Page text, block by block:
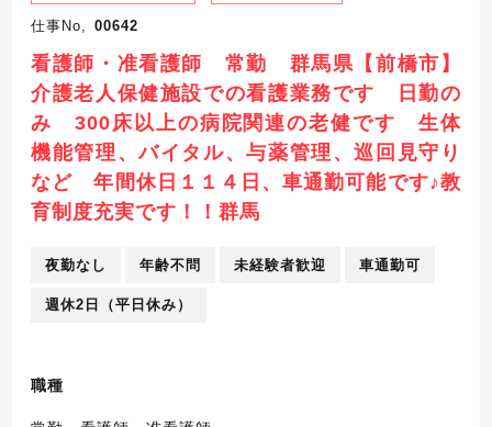
仕事No, 00642
看護師・准看護師 常勤 群馬県【前橋市】
介護老人保健施設での看護業務です 日勤の
み 300床以上の病院関連の老健です 生体
機能管理、バイタル、与薬管理、巡回見守り
など 年間休日１１４日、車通勤可能です♪教
育制度充実です！！群馬
夜勤なし 年齢不問 未経験者歓迎 車通勤可
週休2日（平日休み）
職種